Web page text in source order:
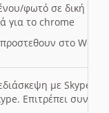
φωτό σε δική
για το chrome
στο Word
με Skype
Επιτρέπει